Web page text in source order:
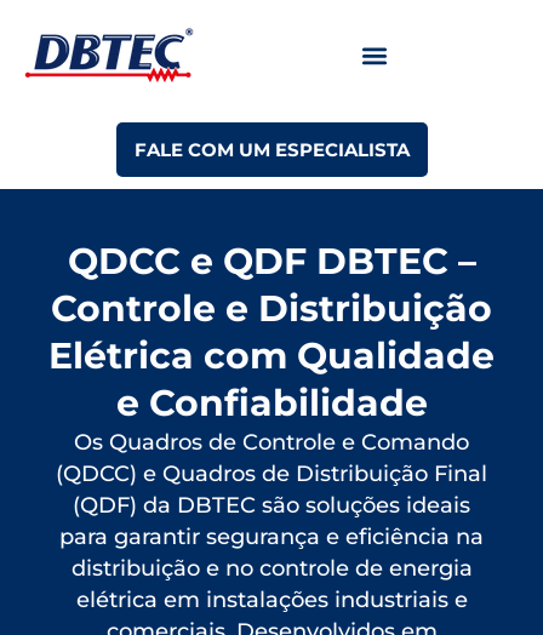
FALE COM UM ESPECIALISTA
QDCC e QDF DBTEC –
Controle e Distribuição
Elétrica com Qualidade
e Confiabilidade
Os Quadros de Controle e Comando
(QDCC) e Quadros de Distribuição Final
(QDF) da DBTEC são soluções ideais
para garantir segurança e eficiência na
distribuição e no controle de energia
elétrica em instalações industriais e